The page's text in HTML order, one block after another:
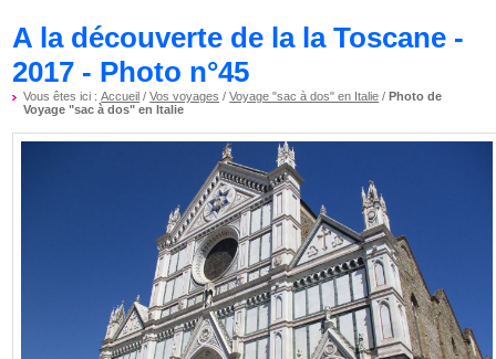
A la découverte de la la Toscane -
2017 - Photo n°45
Vous êtes ici :Accueil /Vos voyages /Voyage "sac à dos" en Italie /Photo de
Voyage "sac à dos" en Italie